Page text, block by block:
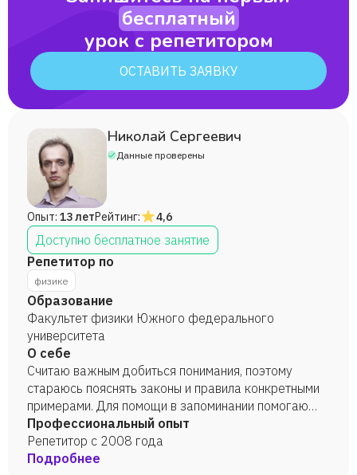
бесплатный
урок с репетитором
ОСТАВИТЬ ЗАЯВКУ
Николай Сергеевич
Данные проверены
Опыт: 13 летРейтинг: 4,6
Доступно бесплатное занятие
Репетитор по
физике
Образование
Факультет физики Южного федерального
университета
О себе
Считаю важным добиться понимания, поэтому
стараюсь пояснять законы и правила конкретными
примерами. Для помощи в запоминании помогаю
использовать мнемотехники. Не требую заучивать
то, что можно не заучивать, а посмотреть в
справочниках.
Профессиональный опыт
Репетитор с 2008 года
Подробнее